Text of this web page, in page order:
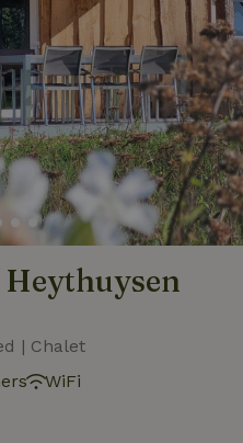
| Chalet
WiFi